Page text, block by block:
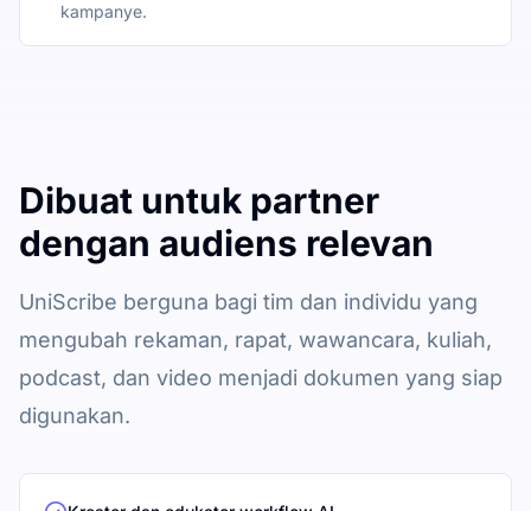
kampanye.
Dibuat untuk partner
dengan audiens relevan
UniScribe berguna bagi tim dan individu yang
mengubah rekaman, rapat, wawancara, kuliah,
podcast, dan video menjadi dokumen yang siap
digunakan.